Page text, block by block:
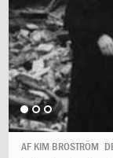
of
it!
AF KIM BROSTRÖM